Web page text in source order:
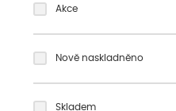
Akce
Nově naskladněno
Skladem